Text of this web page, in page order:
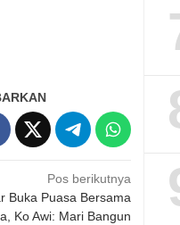
Pos berikutnya
Buka Puasa Bersama
Ko Awi: Mari Bangun